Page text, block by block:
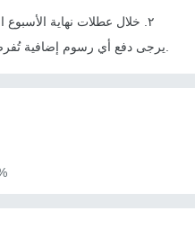
٢. خلال عطلات نهاية
تشمل أسعار